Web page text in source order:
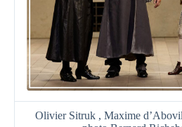
Olivier Sitruk , Maxime